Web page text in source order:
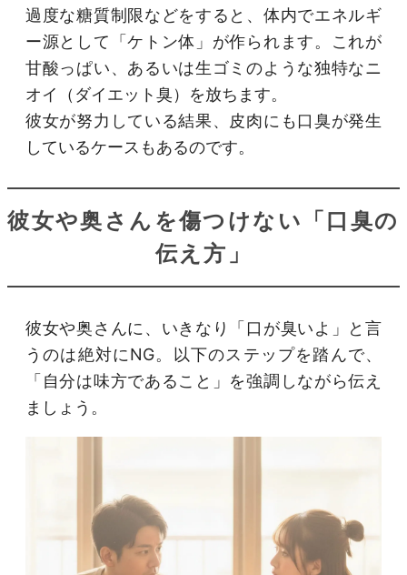
過度な糖質制限などをすると、体内でエネルギ
ー源として「ケトン体」が作られます。これが
甘酸っぱい、あるいは生ゴミのような独特なニ
オイ（ダイエット臭）を放ちます。
彼女が努力している結果、皮肉にも口臭が発生
しているケースもあるのです。
彼女や奥さんを傷つけない「口臭の
伝え方」
彼女や奥さんに、いきなり「口が臭いよ」と言
うのは絶対にNG。以下のステップを踏んで、
「自分は味方であること」を強調しながら伝え
ましょう。